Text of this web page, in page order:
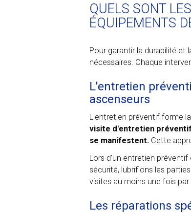
QUELS SONT
ÉQUIPEMENTS
Pour garantir la durabilité et
nécessaires. Chaque
L'entretien
ascenseurs
L'entretien préventif forme
visite d'entretien
se manifestent.Cette
Lors d'un entretien
sécurité, lubrifions les
visites au moins une fois
Les réparations